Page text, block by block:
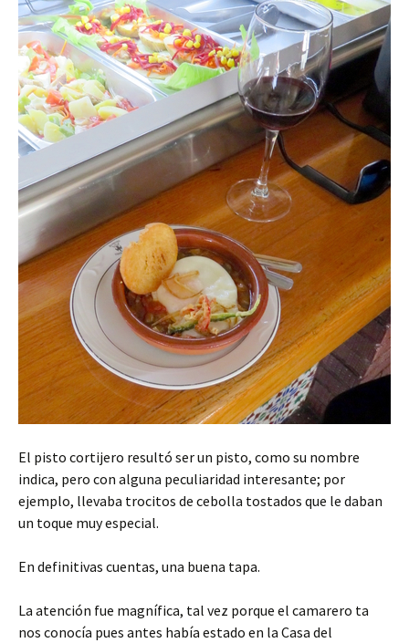
El pisto cortijero resultó ser un pisto, como su nombre
indica, pero con alguna peculiaridad interesante; por
ejemplo, llevaba trocitos de cebolla tostados que le daban
un toque muy especial.
En definitivas cuentas, una buena tapa.
La atención fue magnífica, tal vez porque el camarero ta
nos conocía pues antes había estado en la Casa del